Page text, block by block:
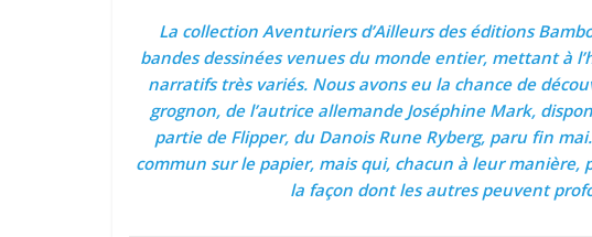
La collection Aventuriers d’Ailleurs des éditions
bandes dessinées venues du monde entier, mettant à
narratifs très variés. Nous avons eu la chance de
grognon, de l’autrice allemande Joséphine Mark,
partie de Flipper, du Danois Rune Ryberg, paru fin
commun sur le papier, mais qui, chacun à leur
la façon dont les autres peuvent